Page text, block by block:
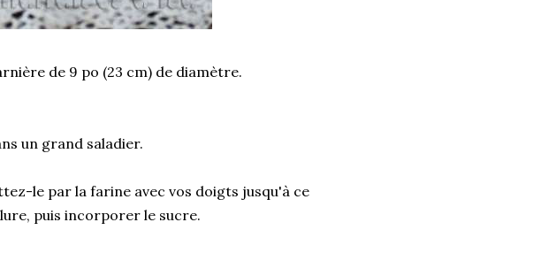
de 9 po (23 cm) de diamètre.
un grand saladier.
le par la farine avec vos doigts jusqu'à ce
puis incorporer le sucre.